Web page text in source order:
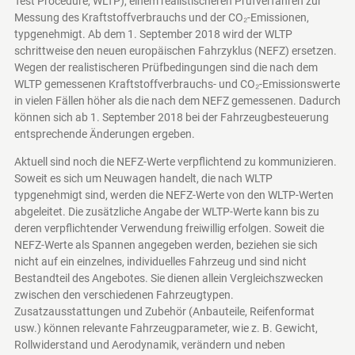
Messung des Kraftstoffverbrauchs und der CO₂-Emissionen,
typgenehmigt. Ab dem 1. September 2018 wird der WLTP
schrittweise den neuen europäischen Fahrzyklus (NEFZ) ersetzen.
Wegen der realistischeren Prüfbedingungen sind die nach dem
WLTP gemessenen Kraftstoffverbrauchs- und CO₂-Emissionswerte
in vielen Fällen höher als die nach dem NEFZ gemessenen. Dadurch
können sich ab 1. September 2018 bei der Fahrzeugbesteuerung
entsprechende Änderungen ergeben.
Aktuell sind noch die NEFZ-Werte verpflichtend zu kommunizieren.
Soweit es sich um Neuwagen handelt, die nach WLTP
typgenehmigt sind, werden die NEFZ-Werte von den WLTP-Werten
abgeleitet. Die zusätzliche Angabe der WLTP-Werte kann bis zu
deren verpflichtender Verwendung freiwillig erfolgen. Soweit die
NEFZ-Werte als Spannen angegeben werden, beziehen sie sich
nicht auf ein einzelnes, individuelles Fahrzeug und sind nicht
Bestandteil des Angebotes. Sie dienen allein Vergleichszwecken
zwischen den verschiedenen Fahrzeugtypen.
Zusatzausstattungen und Zubehör (Anbauteile, Reifenformat
usw.) können relevante Fahrzeugparameter, wie z. B. Gewicht,
Rollwiderstand und Aerodynamik, verändern und neben